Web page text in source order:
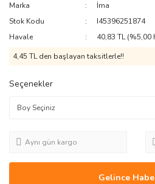
Marka
İma
Stok Kodu
I45396251874
Havale
40,83 TL
4,45 TL den başlayan taksitlerle!!
Seçenekler
Aynı gün kargo
Gelince